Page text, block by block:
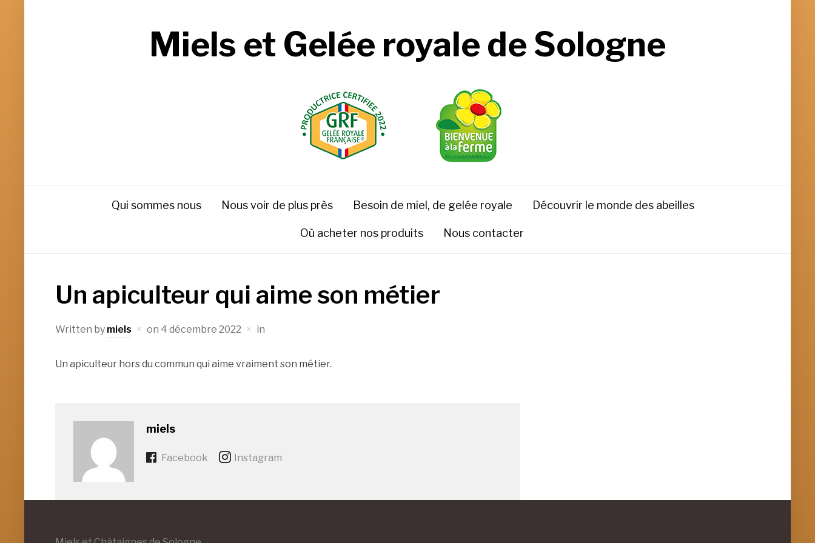
Miels et Gelée royale de Sologne
Qui sommes nous Nous voir de plus près Besoin de miel, de gelée royale Découvrir le monde des abeilles
Où acheter nos produits Nous contacter
Un apiculteur qui aime son métier
Written by miels on 4 décembre 2022 in
Un apiculteur hors du commun qui aime vraiment son métier.
miels
Facebook Instagram